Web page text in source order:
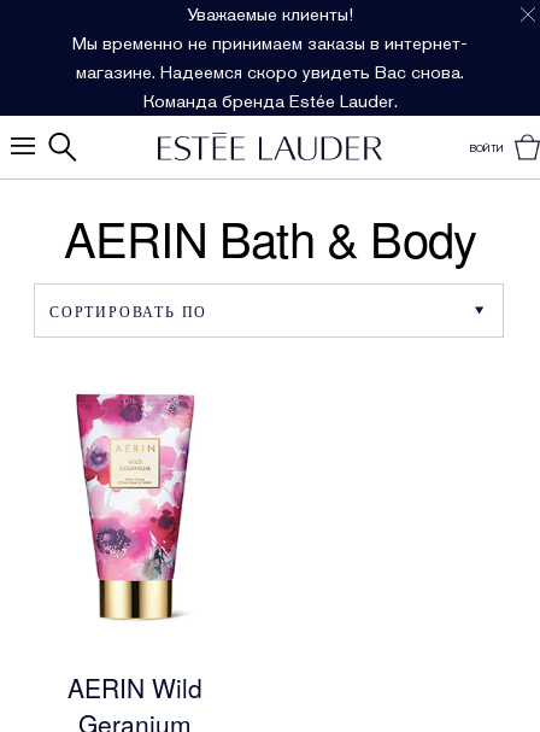
Уважаемые клиенты!
Мы временно не принимаем заказы в интернет-
магазине. Надеемся скоро увидеть Вас снова.
Команда бренда Estée Lauder.
ВОЙТИ
AERIN Bath & Body
AERIN Wild
Geranium